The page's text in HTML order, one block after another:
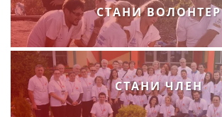
СТАНИ ВОЛОНТЕР
СТАНИ ЧЛЕН